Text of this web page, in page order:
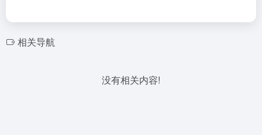
相关导航
没有相关内容!